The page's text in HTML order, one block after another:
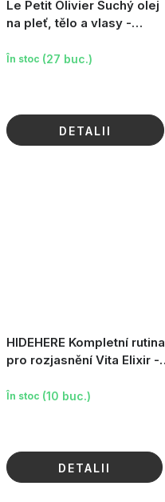
Le Petit Olivier Suchý olej
na pleť, tělo a vlasy -
mandlový olej,
În stoc (27 buc.)
DETALII
HIDEHERE Kompletní rutina
pro rozjasnění Vita Elixir -
În stoc (10 buc.)
DETALII